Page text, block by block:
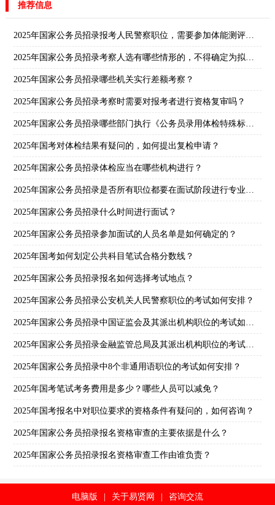
推荐信息
2025年国家公务员招录报考人民警察职位，需要参加体能测评吗？
2025年国家公务员招录考察人选有哪些情形的，不得确定为拟录用人员？
2025年国家公务员招录哪些机关实行差额考察？
2025年国家公务员招录考察时需要对报考者进行资格复审吗？
2025年国家公务员招录哪些部门执行《公务员录用体检特殊标准（试行）》？
2025年国考对体检结果有疑问的，如何提出复检申请？
2025年国家公务员招录体检应当在哪些机构进行？
2025年国家公务员招录是否所有职位都要在面试阶段进行专业能力测试？
2025年国家公务员招录什么时间进行面试？
2025年国家公务员招录参加面试的人员名单是如何确定的？
2025年国考如何划定公共科目笔试合格分数线？
2025年国家公务员招录报名如何选择考试地点？
2025年国家公务员招录公安机关人民警察职位的考试如何安排？
2025年国家公务员招录中国证监会及其派出机构职位的考试如何安排？
2025年国家公务员招录金融监管总局及其派出机构职位的考试如何安排？
2025年国家公务员招录中8个非通用语职位的考试如何安排？
2025年国考笔试考务费用是多少？哪些人员可以减免？
2025年国考报名中对职位要求的资格条件有疑问的，如何咨询？
2025年国家公务员招录报名资格审查的主要依据是什么？
2025年国家公务员招录报名资格审查工作由谁负责？
电脑版 关于易贤网 咨询交流